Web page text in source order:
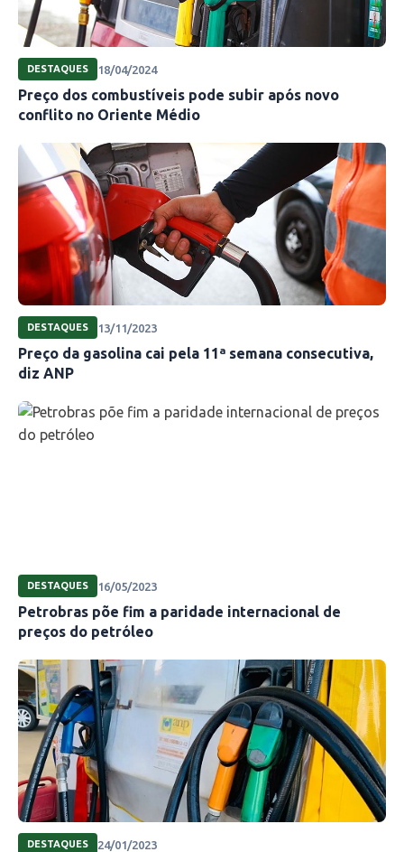
DESTAQUES 18/04/2024
Preço dos combustíveis pode subir após novo
conflito no Oriente Médio
DESTAQUES 13/11/2023
Preço da gasolina cai pela 11ª semana consecutiva,
diz ANP
DESTAQUES 16/05/2023
Petrobras põe fim a paridade internacional de
preços do petróleo
DESTAQUES 24/01/2023